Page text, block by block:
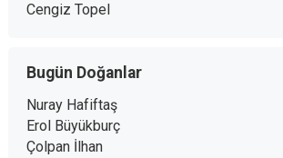
Cengiz Topel
Bugün Doğanlar
Nuray Hafiftaş
Erol Büyükburç
Çolpan İlhan